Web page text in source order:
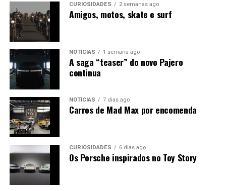
CURIOSIDADES 2 semanas ago
Amigos, motos, skate e surf
NOTÍCIAS 1 semana ago
A saga “teaser” do novo Pajero
continua
NOTÍCIAS 7 dias ago
Carros de Mad Max por encomenda
CURIOSIDADES 6 dias ago
Os Porsche inspirados no Toy Story